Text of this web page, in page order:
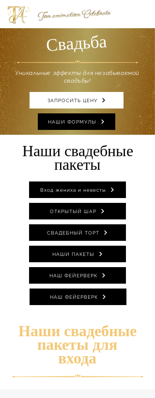
Свадьба
Уникальные эффекты для незабываемой
свадьбы!
ЗАПРОСИТЬ ЦЕНУ
НАШИ ФОРМУЛЫ
Наши свадебные
пакеты
Вход жениха и невесты
ОТКРЫТЫЙ ШАР
СВАДЕБНЫЙ ТОРТ
НАШИ ПАКЕТЫ
НАШ ФЕЙЕРВЕРК
НАШ ФЕЙЕРВЕРК
Наши свадебные
пакеты для
входа